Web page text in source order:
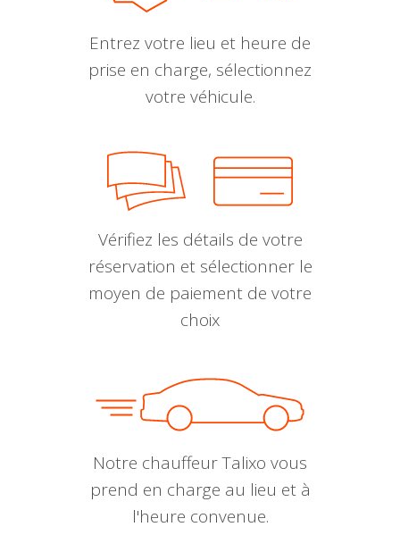
Entrez votre lieu et heure de
prise en charge, sélectionnez
votre véhicule.
Vérifiez les détails de votre
réservation et sélectionner le
moyen de paiement de votre
choix
Notre chauffeur Talixo vous
prend en charge au lieu et à
l'heure convenue.